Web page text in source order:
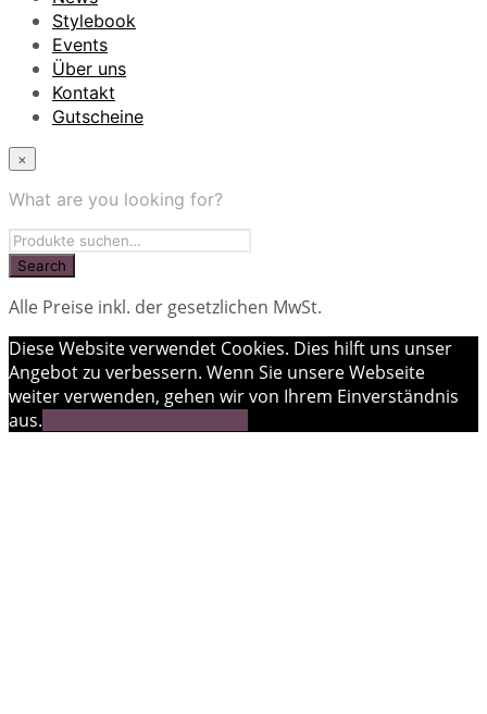
Stylebook
Events
Über uns
Kontakt
Gutscheine
×
What are you looking for?
Alle Preise inkl. der gesetzlichen MwSt.
Diese Website verwendet Cookies. Dies hilft uns unser
Angebot zu verbessern. Wenn Sie unsere Webseite
weiter verwenden, gehen wir von Ihrem Einverständnis
aus.